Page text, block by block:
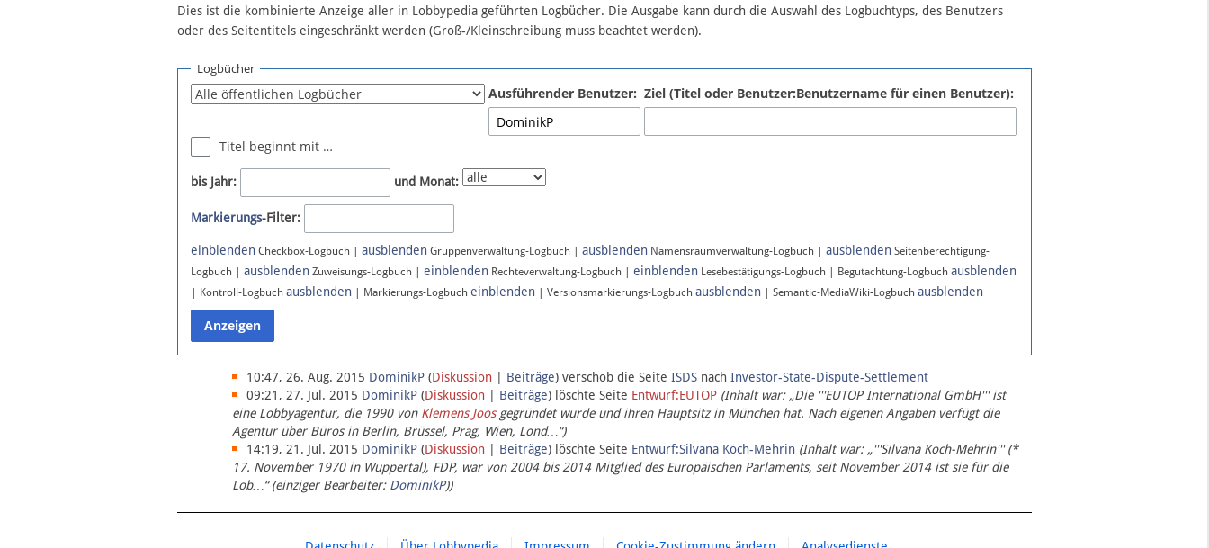
Dies ist die kombinierte Anzeige aller in Lobbypedia geführten Logbücher. Die Ausgabe kann durch die Auswahl des Logbuchtyps, des Benutzers
oder des Seitentitels eingeschränkt werden (Groß-/Kleinschreibung muss beachtet werden).
Logbücher
Ausführender Benutzer: Ziel (Titel oder Benutzer:Benutzername für einen Benutzer):
Titel beginnt mit …
bis Jahr: und Monat:
Markierungs-Filter:
einblenden Checkbox-Logbuch | ausblenden Gruppenverwaltung-Logbuch | ausblenden Namensraumverwaltung-Logbuch | ausblenden Seitenberechtigung-
Logbuch | ausblenden Zuweisungs-Logbuch | einblenden Rechteverwaltung-Logbuch | einblenden Lesebestätigungs-Logbuch | Begutachtung-Logbuch ausblenden
| Kontroll-Logbuch ausblenden | Markierungs-Logbuch einblenden | Versionsmarkierungs-Logbuch ausblenden | Semantic-MediaWiki-Logbuch ausblenden
10:47, 26. Aug. 2015 DominikP (Diskussion | Beiträge) verschob die Seite ISDS nach Investor-State-Dispute-Settlement
09:21, 27. Jul. 2015 DominikP (Diskussion | Beiträge) löschte Seite Entwurf:EUTOP (Inhalt war: „Die '''EUTOP International GmbH''' ist
eine Lobbyagentur, die 1990 von Klemens Joosgegründet wurde und ihren Hauptsitz in München hat. Nach eigenen Angaben verfügt die
Agentur über Büros in Berlin, Brüssel, Prag, Wien, Lond…“)
14:19, 21. Jul. 2015 DominikP (Diskussion | Beiträge) löschte Seite Entwurf:Silvana Koch-Mehrin (Inhalt war: „'''Silvana Koch-Mehrin''' (*
17. November 1970 in Wuppertal), FDP, war von 2004 bis 2014 Mitglied des Europäischen Parlaments, seit November 2014 ist sie für die
Lob…“ (einziger Bearbeiter: DominikP))